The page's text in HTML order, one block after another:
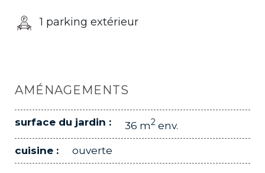
1 parking extérieur
AMÉNAGEMENTS
surface du jardin : 36 m2 env.
cuisine : ouverte